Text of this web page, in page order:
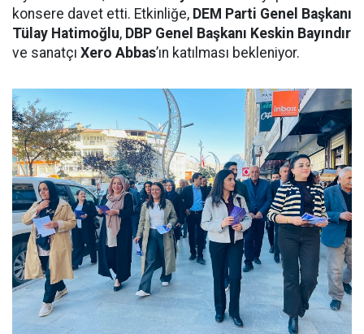
konsere davet etti. Etkinliğe, DEM Parti Genel Başkanı
Tülay Hatimoğlu, DBP Genel Başkanı Keskin Bayındır
ve sanatçı Xero Abbas’ın katılması bekleniyor.